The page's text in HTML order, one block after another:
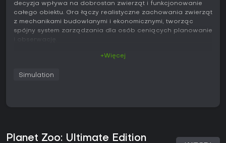
decyzja wpływa na dobrostan zwierząt i funkcjonowanie
całego obiektu. Gra łączy realistyczne zachowania zwierząt
z mechanikami budowlanymi i ekonomicznymi, tworząc
spójny system zarządzania dla osób ceniących planowanie
i obserwację.
wzniesienia i zagrody dostosowane do naturalnych
wspierające rozród i zdrowie zwierząt. Zarządzanie
+Więcej
Simulation
Planet Zoo: Ultimate Edition